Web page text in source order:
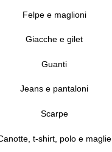
Felpe e maglioni
Giacche e gilet
Guanti
Jeans e pantaloni
Scarpe
t-shirt, polo e maglie